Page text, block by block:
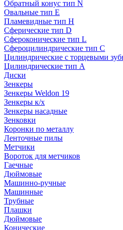
Обратный конус тип N
Овальные тип E
Пламевидные тип H
Сферические тип D
Сфероконические тип L
Сфероцилиндрические тип C
Цилиндрические с торцевыми
Цилиндрические тип А
Диски
Зенкеры
Зенкеры Weldon 19
Зенкеры к/х
Зенкеры насадные
Зенковки
Коронки по металлу
Ленточные пилы
Метчики
Вороток для метчиков
Гаечные
Дюймовые
Машинно-ручные
Машинные
Трубные
Плашки
Дюймовые
Конические